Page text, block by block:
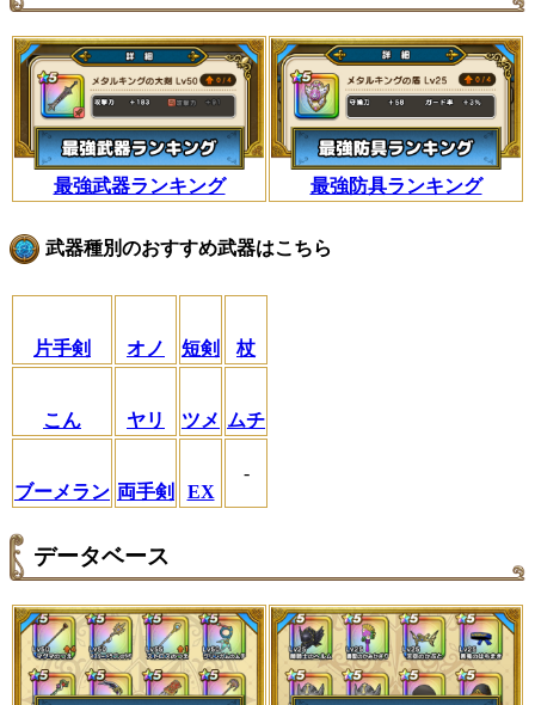
最強武器ランキング 最強防具ランキング
武器種別のおすすめ武器はこちら
片手剣 オノ 短剣 杖
こん ヤリ ツメ ムチ
ブーメラン 両手剣 EX
-
データベース